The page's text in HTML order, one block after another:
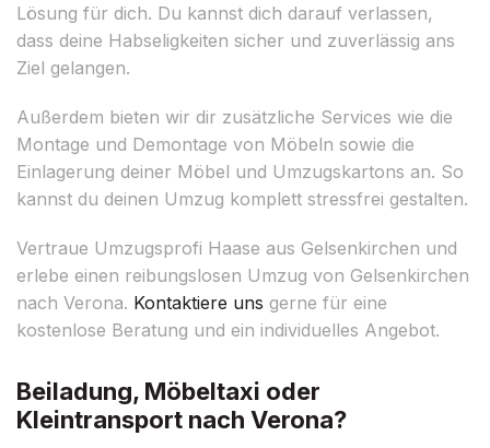
Lösung für dich. Du kannst dich darauf verlassen,
dass deine Habseligkeiten sicher und zuverlässig ans
Ziel gelangen.
Außerdem bieten wir dir zusätzliche Services wie die
Montage und Demontage von Möbeln sowie die
Einlagerung deiner Möbel und Umzugskartons an. So
kannst du deinen Umzug komplett stressfrei gestalten.
Vertraue Umzugsprofi Haase aus Gelsenkirchen und
erlebe einen reibungslosen Umzug von Gelsenkirchen
nach Verona. Kontaktiere uns gerne für eine
kostenlose Beratung und ein individuelles Angebot.
Beiladung, Möbeltaxi oder
Kleintransport nach Verona?